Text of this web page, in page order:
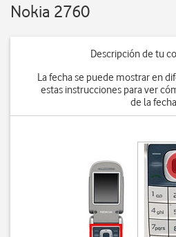
Nokia 2760
Descripción de tu
La fecha se puede mostrar en
estas instrucciones para ver
de la